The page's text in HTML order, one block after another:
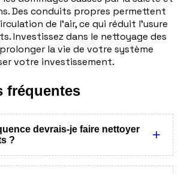
Des conduits propres permettent
de l'air, ce qui réduit l'usure
Investissez dans le nettoyage des
la vie de votre système
votre investissement.
fréquentes
devrais-je faire nettoyer
?